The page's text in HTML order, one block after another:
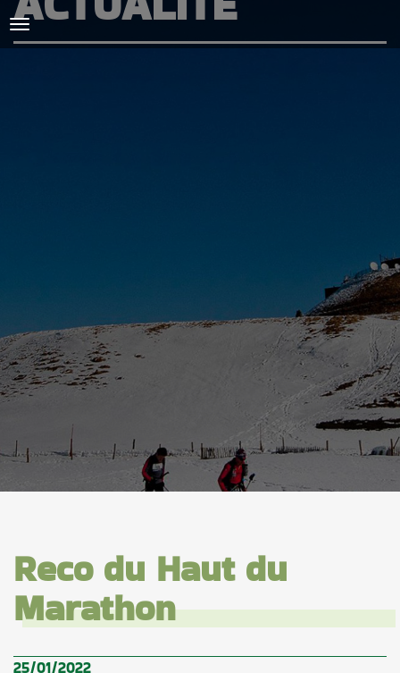
SPIRIDON
Reco du Haut du
Marathon
25/01/2022